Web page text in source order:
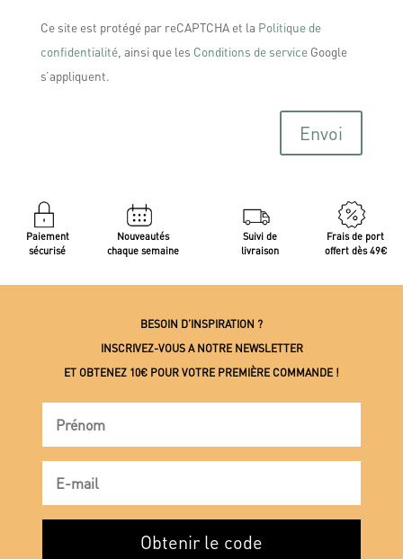
Ce site est protégé par reCAPTCHA et la Politique de
confidentialité, ainsi que les Conditions de serviceGoogle
s’appliquent.
Envoi
Paiement
sécurisé
Nouveautés
chaque semaine
Suivi de
livraison
Frais de port
offert dès 49€
BESOIN D’INSPIRATION ?
INSCRIVEZ-VOUS A NOTRE NEWSLETTER
ET OBTENEZ 10€ POUR VOTRE PREMIÈRE COMMANDE !
Obtenir le code